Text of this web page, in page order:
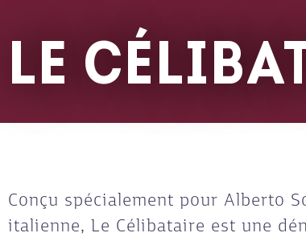
LE
Conçu spécialement pour Alberto
italienne, Le Célibataire est une